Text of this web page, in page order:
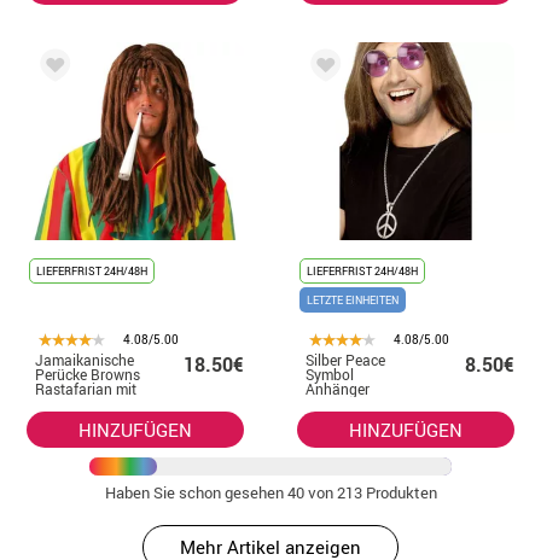
LIEFERFRIST 24H/48H
4.08/5.00
Jamaikanische
Perücke Browns
Rastafarian mit
18.50€
HINZUFÜGEN
LIEFERFRIST 24H/48H
LETZTE EINHEITEN
4.08/5.00
Silber Peace
Symbol
Anhänger
Halskette für
Hippies
8.50€
HINZUFÜGEN
Haben Sie schon gesehen40von 213 Produkten
Mehr Artikel anzeigen